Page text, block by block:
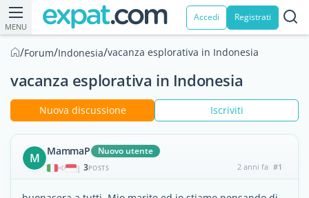
MENU
Accedi Registrati
/Forum/Indonesia/vacanza esplorativa in Indonesia
vacanza esplorativa in Indonesia
Nuova discussione Iscriviti
M MammaP Nuovo utente
| 3POSTS 2 anni fa #1